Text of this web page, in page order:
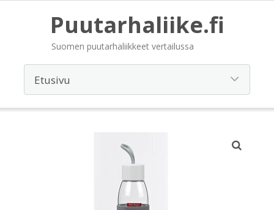
Puutarhaliike.fi
Suomen puutarhaliikkeet vertailussa